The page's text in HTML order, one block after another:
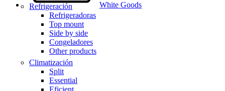
White Goods
Refrigeración
Refrigeradoras
Top mount
Side by side
Congeladores
Other products
Climatización
Split
Essential
Eficient